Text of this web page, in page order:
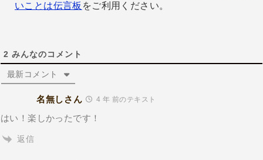
いことは伝言板 をご利用ください。
2 みんなのコメント
最新コメント
名無しさん 4 年 前のテキスト
はい！楽しかったです！
返信